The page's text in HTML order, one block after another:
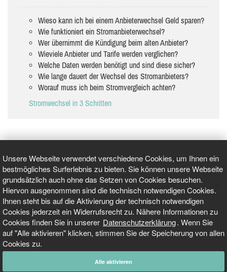
Unsere Webseite verwendet verschiedene Cookies, um Ihnen ein
bestmögliches Surferlebnis zu bieten. Sie können unsere Webseite
grundsätzlich auch ohne das Setzen von Cookies besuchen.
Hiervon ausgenommen sind die technisch notwendigen Cookies.
Ihnen steht bis auf die Aktivierung der technisch notwendigen
Cookies jederzeit ein Widerrufsrecht zu. Nähere Informationen zu
Cookies finden Sie in unserer Datenschutzerklärung. Wenn Sie
auf "Alle aktivieren" klicken, stimmen Sie der Speicherung von allen
Cookies zu.
Alle aktivieren
Wieso kann ich bei einem Anbieterwechsel Geld sparen?
Wie funktioniert ein Stromanbieterwechsel?
Wer übernimmt die Kündigung beim alten Anbieter?
Wieviele Anbieter und Tarife werden verglichen?
Welche Daten werden benötigt und sind diese sicher?
Wie lange dauert der Wechsel des Stromanbieters?
Worauf muss ich beim Stromvergleich achten?
Stromwechsel in 3 Schritten
GEPRÜFT UND ZERTIFIZIERT
AKTUELLE NACHRICHTEN
TARIFO.DE